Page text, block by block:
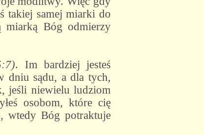
takiej samej miarki do
miarką Bóg odmierzy
. Im bardziej jesteś
dniu sądu, a dla tych,
jeśli niewielu ludziom
osobom, które cię
wtedy Bóg potraktuje